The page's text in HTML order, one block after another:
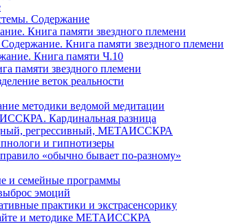
Содержание
Книга памяти звездного племени
Книга памяти звездного племени
Книга памяти Ч.10
памяти звездного племени
веток реальности
методики ведомой медитации
Кардинальная разница
регрессивный, МЕТАИССКРА
и гипнотизеры
«обычно бывает по-разному»
и семейные программы
эмоций
практики и экстрасенсорику
и методике МЕТАИССКРА